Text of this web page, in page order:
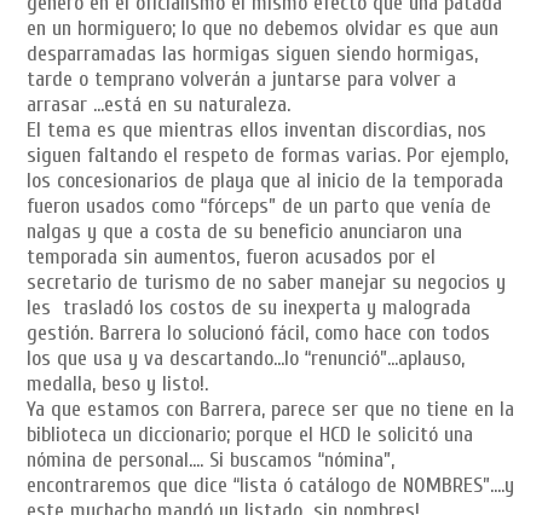
en un hormiguero; lo que no debemos olvidar es que aun
desparramadas las hormigas siguen siendo hormigas,
tarde o temprano volverán a juntarse para volver a
arrasar …está en su naturaleza.
El tema es que mientras ellos inventan discordias, nos
siguen faltando el respeto de formas varias. Por ejemplo,
los concesionarios de playa que al inicio de la temporada
fueron usados como “fórceps” de un parto que venía de
nalgas y que a costa de su beneficio anunciaron una
temporada sin aumentos, fueron acusados por el
secretario de turismo de no saber manejar su negocios y
les trasladó los costos de su inexperta y malograda
gestión. Barrera lo solucionó fácil, como hace con todos
los que usa y va descartando…lo “renunció”…aplauso,
medalla, beso y listo!.
Ya que estamos con Barrera, parece ser que no tiene en la
biblioteca un diccionario; porque el HCD le solicitó una
nómina de personal…. Si buscamos “nómina”,
encontraremos que dice “lista ó catálogo de NOMBRES”….y